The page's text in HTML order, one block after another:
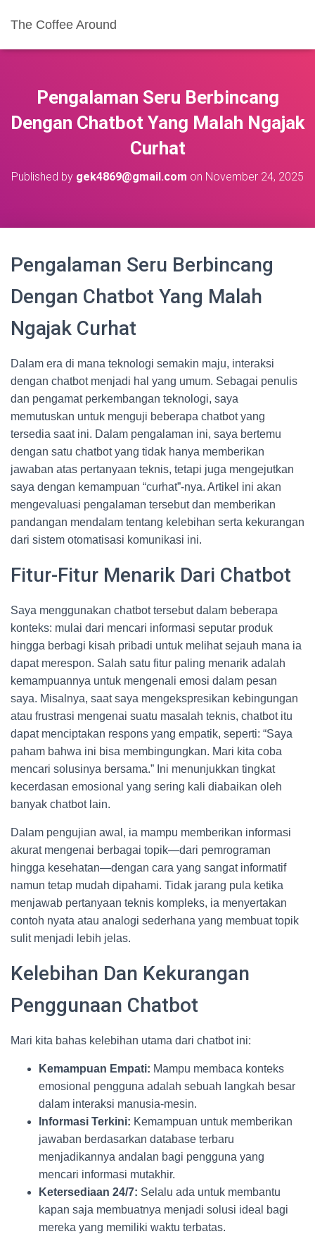
The Coffee Around
Pengalaman Seru Berbincang
Dengan Chatbot Yang Malah Ngajak
Curhat
Published by gek4869@gmail.com on November 24, 2025
Pengalaman Seru Berbincang
Dengan Chatbot Yang Malah
Ngajak Curhat
Dalam era di mana teknologi semakin maju, interaksi
dengan chatbot menjadi hal yang umum. Sebagai penulis
dan pengamat perkembangan teknologi, saya
memutuskan untuk menguji beberapa chatbot yang
tersedia saat ini. Dalam pengalaman ini, saya bertemu
dengan satu chatbot yang tidak hanya memberikan
jawaban atas pertanyaan teknis, tetapi juga mengejutkan
saya dengan kemampuan “curhat”-nya. Artikel ini akan
mengevaluasi pengalaman tersebut dan memberikan
pandangan mendalam tentang kelebihan serta kekurangan
dari sistem otomatisasi komunikasi ini.
Fitur-Fitur Menarik Dari Chatbot
Saya menggunakan chatbot tersebut dalam beberapa
konteks: mulai dari mencari informasi seputar produk
hingga berbagi kisah pribadi untuk melihat sejauh mana ia
dapat merespon. Salah satu fitur paling menarik adalah
kemampuannya untuk mengenali emosi dalam pesan
saya. Misalnya, saat saya mengekspresikan kebingungan
atau frustrasi mengenai suatu masalah teknis, chatbot itu
dapat menciptakan respons yang empatik, seperti: “Saya
paham bahwa ini bisa membingungkan. Mari kita coba
mencari solusinya bersama.” Ini menunjukkan tingkat
kecerdasan emosional yang sering kali diabaikan oleh
banyak chatbot lain.
Dalam pengujian awal, ia mampu memberikan informasi
akurat mengenai berbagai topik—dari pemrograman
hingga kesehatan—dengan cara yang sangat informatif
namun tetap mudah dipahami. Tidak jarang pula ketika
menjawab pertanyaan teknis kompleks, ia menyertakan
contoh nyata atau analogi sederhana yang membuat topik
sulit menjadi lebih jelas.
Kelebihan Dan Kekurangan
Penggunaan Chatbot
Mari kita bahas kelebihan utama dari chatbot ini:
Kemampuan Empati: Mampu membaca konteks
emosional pengguna adalah sebuah langkah besar
dalam interaksi manusia-mesin.
Informasi Terkini: Kemampuan untuk memberikan
jawaban berdasarkan database terbaru
menjadikannya andalan bagi pengguna yang
mencari informasi mutakhir.
Ketersediaan 24/7: Selalu ada untuk membantu
kapan saja membuatnya menjadi solusi ideal bagi
mereka yang memiliki waktu terbatas.